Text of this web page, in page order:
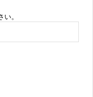
。